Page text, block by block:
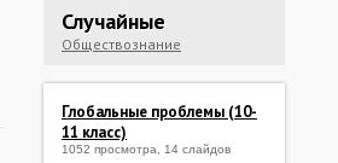
Случайные
Обществознание
Глобальные проблемы (10-
11 класс)
1052 просмотра, 14 слайдов